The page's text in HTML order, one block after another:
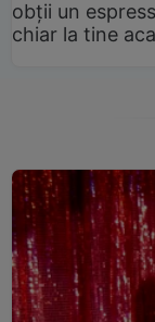
obții un
chiar la tine